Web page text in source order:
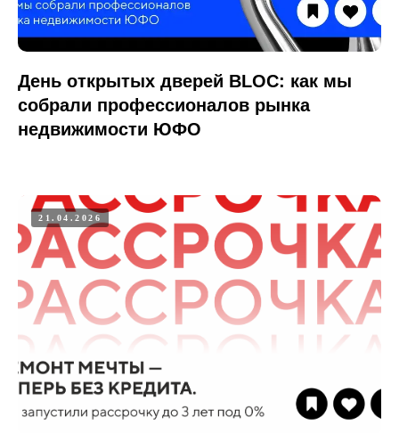
День открытых дверей BLOC: как мы
собрали профессионалов рынка
недвижимости ЮФО
21.04.2026